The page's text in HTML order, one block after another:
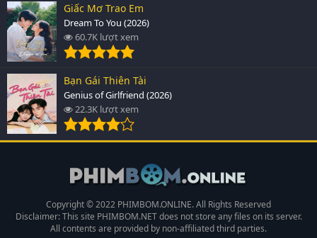
Giấc Mơ Trao Em
Dream To You (2026)
60.7K lượt xem
Bạn Gái Thiên Tài
Genius of Girlfriend (2026)
22.3K lượt xem
Copyright © 2022 PHIMBOM.ONLINE. All Rights Reserved
Disclaimer: This site PHIMBOM.NETdoes not store any files on its server.
All contents are provided by non-affiliated third parties.